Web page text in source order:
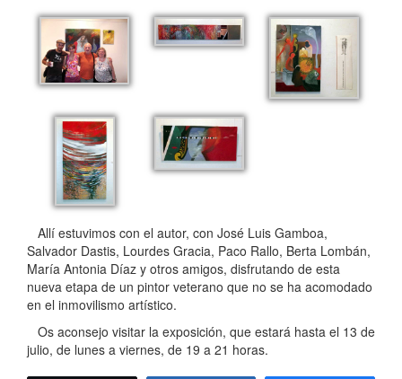
Allí estuvimos con el autor, con José Luis Gamboa,
Salvador Dastis, Lourdes Gracia, Paco Rallo, Berta Lombán,
María Antonia Díaz y otros amigos, disfrutando de esta
nueva etapa de un pintor veterano que no se ha acomodado
en el inmovilismo artístico.
Os aconsejo visitar la exposición, que estará hasta el 13 de
julio, de lunes a viernes, de 19 a 21 horas.